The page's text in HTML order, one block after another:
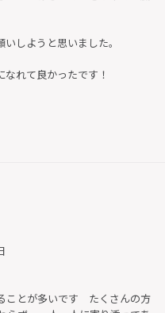
しようと思いました。
れて良かったです！
ことが多いです たくさんの方